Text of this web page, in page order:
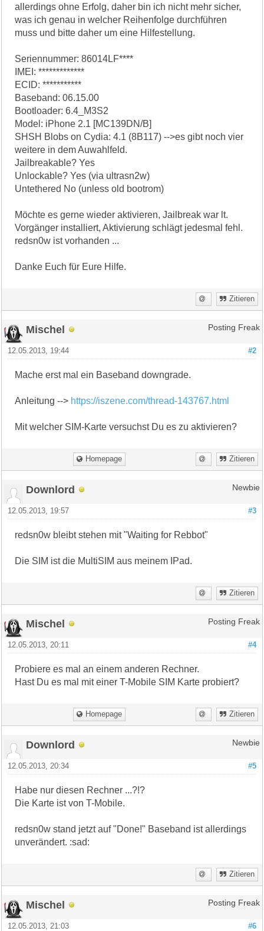
allerdings ohne Erfolg, daher bin ich nicht mehr sicher,
was ich genau in welcher Reihenfolge durchführen
muss und bitte daher um eine Hilfestellung.
Seriennummer: 86014LF****
IMEI: *************
ECID: ***********
Baseband: 06.15.00
Bootloader: 6.4_M3S2
Model: iPhone 2.1 [MC139DN/B]
SHSH Blobs on Cydia: 4.1 (8B117) -->es gibt noch vier
weitere in dem Auwahlfeld.
Jailbreakable? Yes
Unlockable? Yes (via ultrasn2w)
Untethered No (unless old bootrom)
Möchte es gerne wieder aktivieren, Jailbreak war lt.
Vorgänger installiert, Aktivierung schlägt jedesmal fehl.
redsn0w ist vorhanden ...
Danke Euch für Eure Hilfe.
Zitieren
Mischel Posting Freak
#2
12.05.2013, 19:44
Mache erst mal ein Baseband downgrade.
Anleitung --> https://iszene.com/thread-143767.html
Mit welcher SIM-Karte versuchst Du es zu aktivieren?
Homepage Zitieren
Downlord Newbie
#3
12.05.2013, 19:57
redsn0w bleibt stehen mit "Waiting for Rebbot"
Die SIM ist die MultiSIM aus meinem IPad.
Zitieren
Mischel Posting Freak
#4
12.05.2013, 20:11
Probiere es mal an einem anderen Rechner.
Hast Du es mal mit einer T-Mobile SIM Karte probiert?
Homepage Zitieren
Downlord Newbie
#5
12.05.2013, 20:34
Habe nur diesen Rechner ...?!?
Die Karte ist von T-Mobile.
redsn0w stand jetzt auf "Done!" Baseband ist allerdings
unverändert. :sad:
Zitieren
Mischel Posting Freak
#6
12.05.2013, 21:03